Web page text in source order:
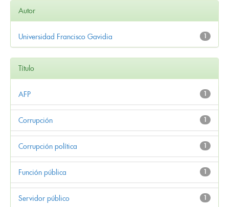
Autor
1
Universidad Francisco Gavidia
Título
1
AFP
1
Corrupción
1
Corrupción política
1
Función pública
1
Servidor público